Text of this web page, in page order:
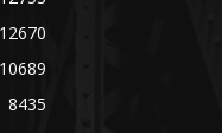
12670
10689
8435